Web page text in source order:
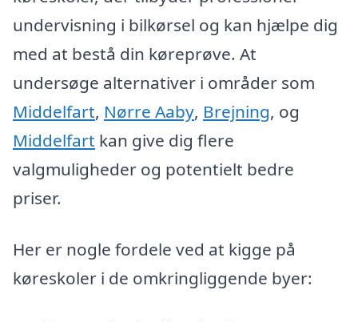
undervisning i bilkørsel og kan hjælpe dig
med at bestå din køreprøve. At
undersøge alternativer i områder som
Middelfart, Nørre Aaby, Brejning, og
Middelfart kan give dig flere
valgmuligheder og potentielt bedre
priser.
Her er nogle fordele ved at kigge på
køreskoler i de omkringliggende byer: